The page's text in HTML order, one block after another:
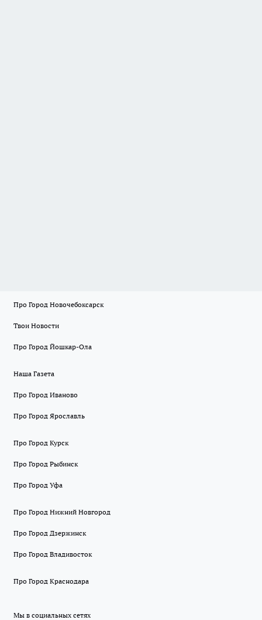
Про Город Новочебоксарск
Твои Новости
Про Город Йошкар-Ола
Наша Газета
Про Город Иваново
Про Город Ярославль
Про Город Курск
Про Город Рыбинск
Про Город Уфа
Про Город Нижний Новгород
Про Город Дзержинск
Про Город Владивосток
Про Город Краснодара
Мы в социальных сетях